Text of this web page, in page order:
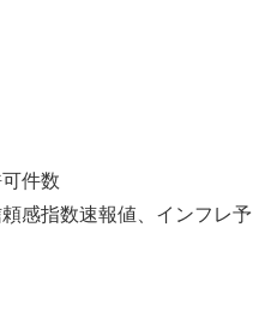
件数
感指数速報値、インフレ予